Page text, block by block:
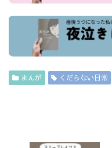
まんが くだらない日常